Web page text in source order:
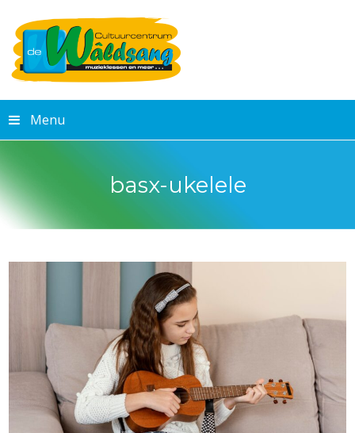
Menu
basx-ukelele